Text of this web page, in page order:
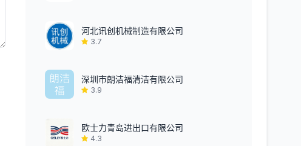
河北讯创机械制造有限公司
3.7
深圳市朗洁福清洁有限公司
3.9
欧士力青岛进出口有限公司
4.3